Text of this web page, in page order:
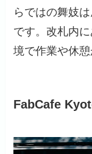
らではの舞妓
です。改札内
境で作業や休憩
FabCafe